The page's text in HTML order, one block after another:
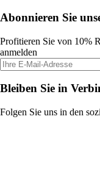
Abonnieren Sie
Profitieren Sie von 10%
anmelden
Bleiben Sie in
Folgen Sie uns in den